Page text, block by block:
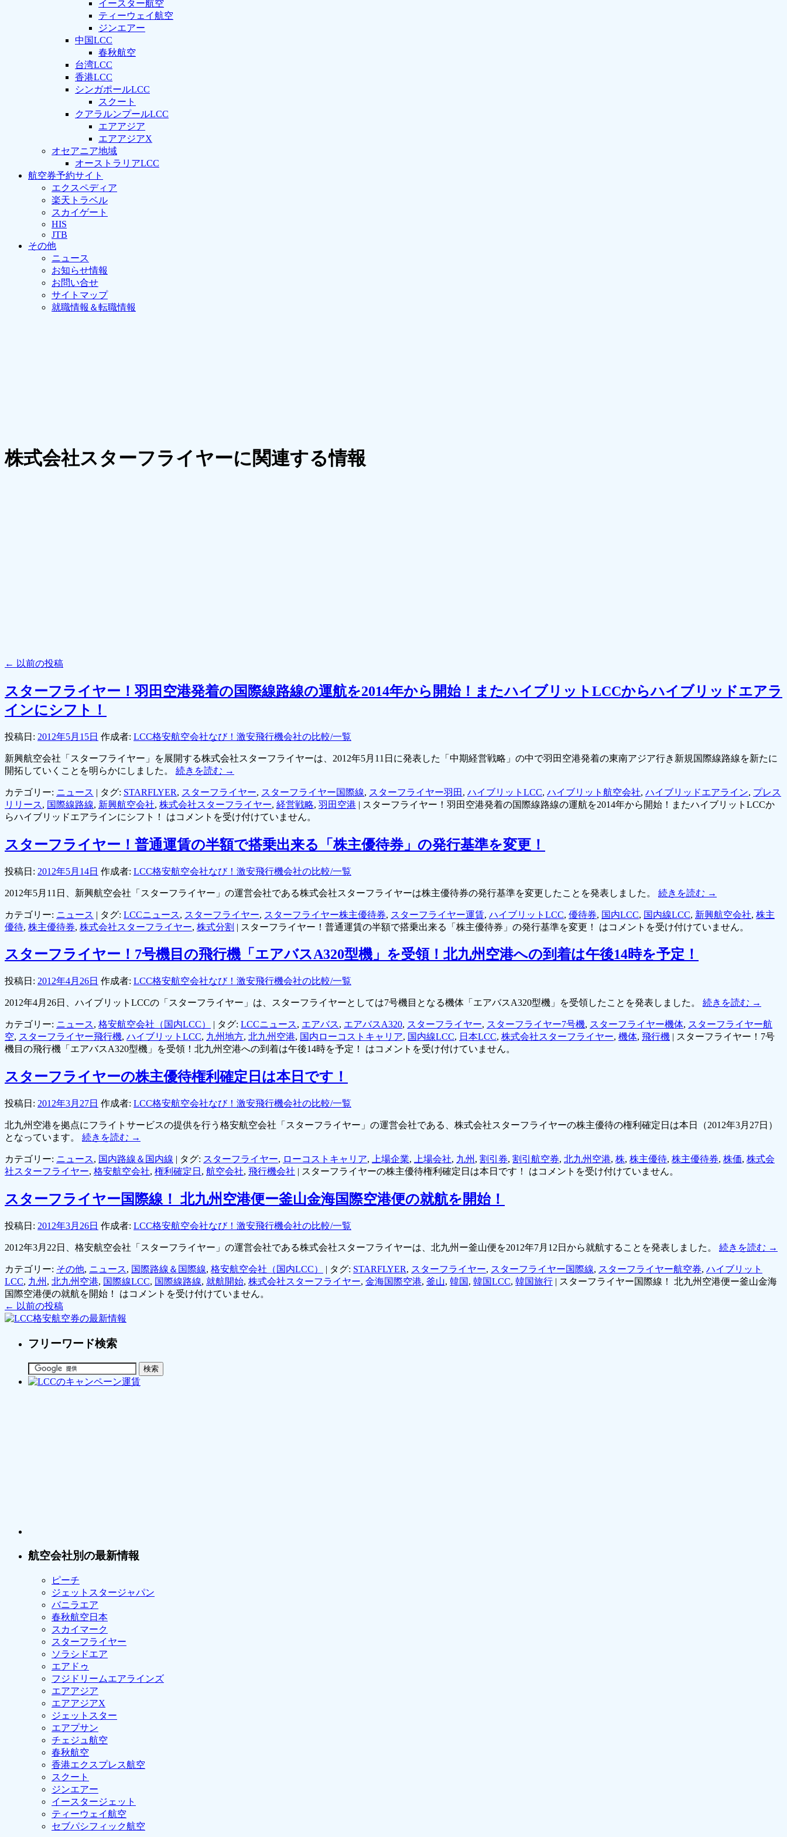
イースター航空
ティーウェイ航空
ジンエアー
中国LCC
春秋航空
台湾LCC
香港LCC
シンガポールLCC
スクート
クアラルンプールLCC
エアアジア
エアアジアX
オセアニア地域
オーストラリアLCC
航空券予約サイト
エクスペディア
楽天トラベル
スカイゲート
HIS
JTB
その他
ニュース
お知らせ情報
お問い合せ
サイトマップ
就職情報＆転職情報
株式会社スターフライヤーに関連する情報
← 以前の投稿
スターフライヤー！羽田空港発着の国際線路線の運航を2014年から開始！またハイブリットLCCからハイブリッドエアラ
インにシフト！
投稿日: 2012年5月15日 作成者: LCC格安航空会社なび！激安飛行機会社の比較/一覧
新興航空会社「スターフライヤー」を展開する株式会社スターフライヤーは、2012年5月11日に発表した「中期経営戦略」の中で羽田空港発着の東南アジア行き新規国際線路線を新たに
開拓していくことを明らかにしました。 続きを読む →
カテゴリー: ニュース | タグ: STARFLYER, スターフライヤー, スターフライヤー国際線, スターフライヤー羽田 , ハイブリットLCC, ハイブリット航空会社, ハイブリッドエアライン, プレス
リリース, 国際線路線, 新興航空会社, 株式会社スターフライヤー, 経営戦略, 羽田空港 | スターフライヤー！羽田空港発着の国際線路線の運航を2014年から開始！またハイブリットLCCか
らハイブリッドエアラインにシフト！ はコメントを受け付けていません。
スターフライヤー！普通運賃の半額で搭乗出来る「株主優待券」の発行基準を変更！
投稿日: 2012年5月14日 作成者: LCC格安航空会社なび！激安飛行機会社の比較/一覧
2012年5月11日、新興航空会社「スターフライヤー」の運営会社である株式会社スターフライヤーは株主優待券の発行基準を変更したことを発表しました。 続きを読む →
カテゴリー: ニュース | タグ: LCCニュース, スターフライヤー, スターフライヤー株主優待券, スターフライヤー運賃, ハイブリットLCC, 優待券, 国内LCC, 国内線LCC, 新興航空会社, 株主
優待, 株主優待券, 株式会社スターフライヤー, 株式分割 | スターフライヤー！普通運賃の半額で搭乗出来る「株主優待券」の発行基準を変更！ はコメントを受け付けていません。
スターフライヤー！7号機目の飛行機「エアバスA320型機」を受領！北九州空港への到着は午後14時を予定！
投稿日: 2012年4月26日 作成者: LCC格安航空会社なび！激安飛行機会社の比較/一覧
2012年4月26日、ハイブリットLCCの「スターフライヤー」は、スターフライヤーとしては7号機目となる機体「エアバスA320型機」を受領したことを発表しました。 続きを読む →
カテゴリー: ニュース, 格安航空会社（国内LCC） | タグ: LCCニュース, エアバス, エアバスA320, スターフライヤー, スターフライヤー7号機, スターフライヤー機体, スターフライヤー航
空, スターフライヤー飛行機, ハイブリットLCC, 九州地方, 北九州空港, 国内ローコストキャリア, 国内線LCC, 日本LCC, 株式会社スターフライヤー, 機体, 飛行機 | スターフライヤー！7号
機目の飛行機「エアバスA320型機」を受領！北九州空港への到着は午後14時を予定！ はコメントを受け付けていません。
スターフライヤーの株主優待権利確定日は本日です！
投稿日: 2012年3月27日 作成者: LCC格安航空会社なび！激安飛行機会社の比較/一覧
北九州空港を拠点にフライトサービスの提供を行う格安航空会社「スターフライヤー」の運営会社である、株式会社スターフライヤーの株主優待の権利確定日は本日（2012年3月27日）
となっています。 続きを読む →
カテゴリー: ニュース, 国内路線＆国内線 | タグ: スターフライヤー, ローコストキャリア, 上場企業, 上場会社, 九州 , 割引券, 割引航空券, 北九州空港, 株, 株主優待, 株主優待券, 株価, 株式会
社スターフライヤー, 格安航空会社, 権利確定日 , 航空会社, 飛行機会社 | スターフライヤーの株主優待権利確定日は本日です！ はコメントを受け付けていません。
スターフライヤー国際線！ 北九州空港便ー釜山金海国際空港便の就航を開始！
投稿日: 2012年3月26日 作成者: LCC格安航空会社なび！激安飛行機会社の比較/一覧
2012年3月22日、格安航空会社「スターフライヤー」の運営会社である株式会社スターフライヤーは、北九州ー釜山便を2012年7月12日から就航することを発表しました。 続きを読む →
カテゴリー: その他, ニュース, 国際路線＆国際線, 格安航空会社（国内LCC） | タグ: STARFLYER, スターフライヤー, スターフライヤー国際線, スターフライヤー航空券, ハイブリット
LCC, 九州 , 北九州空港, 国際線LCC, 国際線路線, 就航開始, 株式会社スターフライヤー, 金海国際空港, 釜山, 韓国, 韓国LCC, 韓国旅行 | スターフライヤー国際線！ 北九州空港便ー釜山金海
国際空港便の就航を開始！ はコメントを受け付けていません。
← 以前の投稿
フリーワード検索
航空会社別の最新情報
ピーチ
ジェットスタージャパン
バニラエア
春秋航空日本
スカイマーク
スターフライヤー
ソラシドエア
エアドゥ
フジドリームエアラインズ
エアアジア
エアアジアX
ジェットスター
エアプサン
チェジュ航空
春秋航空
香港エクスプレス航空
スクート
ジンエアー
イースタージェット
ティーウェイ航空
セブパシフィック航空